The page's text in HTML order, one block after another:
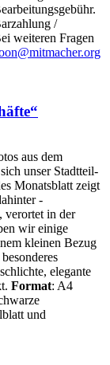
/
weiteren Fragen
aus dem
unser Stadtteil-
Monatsblatt zeigt
-
verortet in der
wir einige
kleinen Bezug
elegante
Format: A4
und